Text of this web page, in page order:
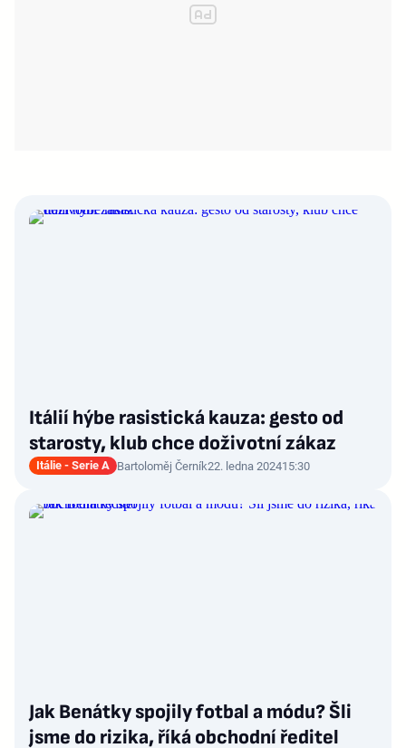
Itálií hýbe rasistická kauza: gesto od
starosty, klub chce doživotní zákaz
Itálie - Serie A Bartoloměj Černík22. ledna 202415:30
Jak Benátky spojily fotbal a módu? Šli
jsme do rizika, říká obchodní ředitel